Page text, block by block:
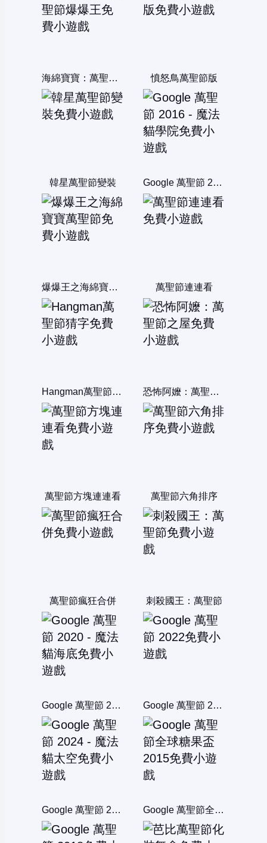
海綿寶寶：萬聖節爆爆王 憤怒鳥萬聖節版
韓星萬聖節變裝 Google 萬聖節 2016 - 魔法貓學院
爆爆王之海綿寶寶萬聖節 萬聖節連連看
Hangman萬聖節猜字 恐怖阿嬤：萬聖節之屋
萬聖節方塊連連看 萬聖節六角排序
萬聖節瘋狂合併 刺殺國王：萬聖節
Google 萬聖節 2020 - 魔法貓海底 Google 萬聖節 2022
Google 萬聖節 2024 - 魔法貓太空 Google 萬聖節全球糖果盃 2015